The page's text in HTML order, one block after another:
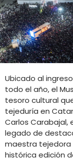
Ubicado al
todo el año, el
tesoro cultural
tejeduría en
Carlos Carabajal,
legado de
maestra tejedora
histórica edición